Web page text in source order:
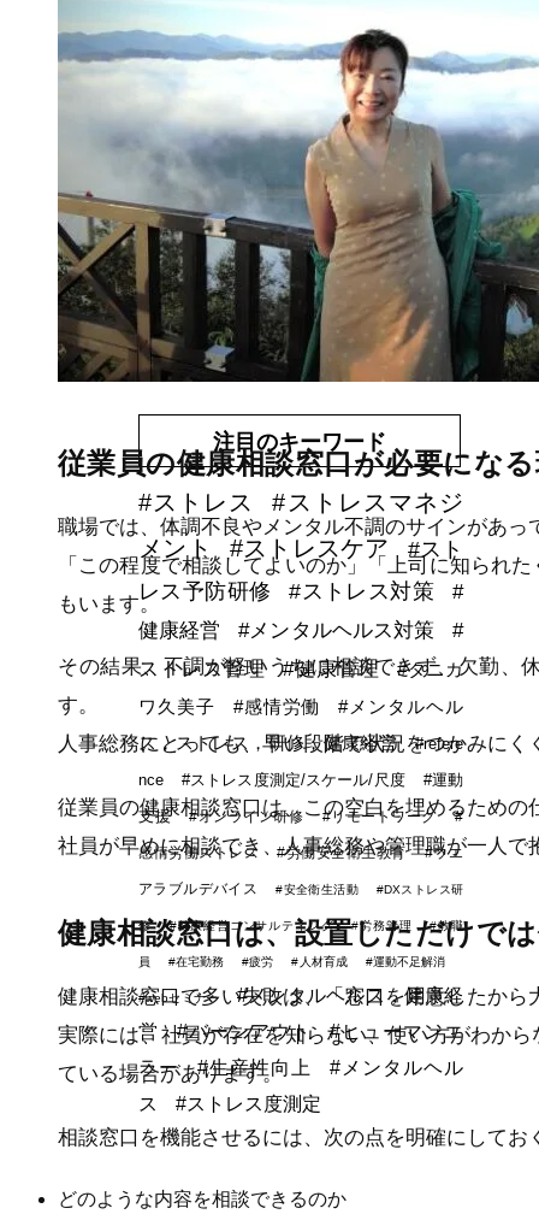
従業員の健康相談窓口が必要にな
職場では、体調不良やメンタル不調のサインがあ
「この程度で相談してよいのか」「上司に知られ
もいます。
その結果、不調が軽いうちに相談できず、欠勤、
す。
人事総務にとっても、早い段階で状況をつかみにく
従業員の健康相談窓口は、この空白を埋めるための
社員が早めに相談でき、人事総務や管理職が一人
健康相談窓口は、設置しただけで
健康相談窓口で多い失敗は、「窓口を用意したか
実際には、社員が存在を知らない、使い方がわか
ている場合があります。
相談窓口を機能させるには、次の点を明確にしてお
どのような内容を相談できるのか
労働安全衛生
大学研究連携・学術講演実績
女性従業員の健康支援
感情労働ストレス
月刊誌連載・専門寄稿
熱中症対策
研修・セミナー
職場訪問・現場分析
階層別ヘルスリテラシー（新人・若手・中
堅・ベテラン）
注目のキーワード
#ストレス
#ストレスマネジ
メント
#ストレスケア
#スト
レス予防研修
#ストレス対策
#
健康経営
#メンタルヘルス対策
#
ストレス管理
#健康管理
#タニカ
ワ久美子
#感情労働
#メンタルヘル
ス，ストレス，研修，健康経営
#refere
nce
#ストレス度測定/スケール/尺度
#運動
支援
#オンライン研修 #リモートワーク #
感情労働ストレス #労働安全衛生教育 #ウエ
アラブルデバイス #安全衛生活動 #DXストレス研
修 #健康経営コンサルティング #労務管理 #教職
員 #在宅勤務 #疲労 #人材育成 #運動不足解消
#webセミナー
#メンタルヘルス，健康経
営
#バーンアウト
#ヒューマンエ
ラー
#生産性向上
#メンタルヘル
ス
#ストレス度測定